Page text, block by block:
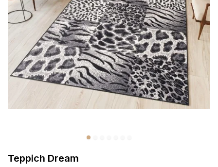
Teppich Dream
Präferenzen
Präferenz-Cookies ermöglichen es einer Website,
Informationen zu speichern, die die Art und Weise ändern,
wie die Website aussieht oder funktioniert, wie zum Beispiel
Ihre bevorzugte Sprache oder die Region, in der Sie sich
befinden.
Marketing